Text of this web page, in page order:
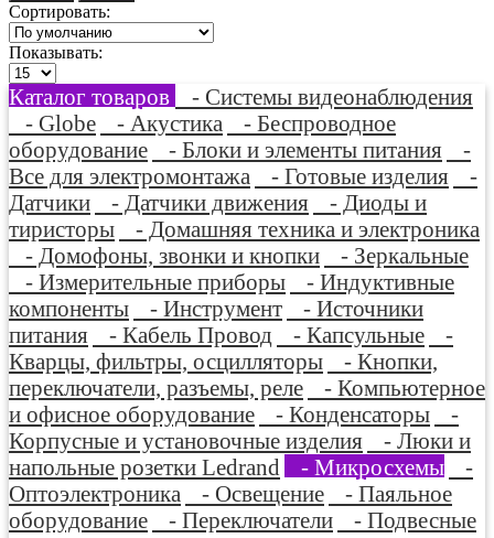
Сортировать:
Показывать:
Каталог товаров
- Системы видеонаблюдения
- Globe
- Акустика
- Беспроводное
оборудование
- Блоки и элементы питания
-
Все для электромонтажа
- Готовые изделия
-
Датчики
- Датчики движения
- Диоды и
тиристоры
- Домашняя техника и электроника
- Домофоны, звонки и кнопки
- Зеркальные
- Измерительные приборы
- Индуктивные
компоненты
- Инструмент
- Источники
питания
- Кабель Провод - Капсульные
-
Кварцы, фильтры, осцилляторы
- Кнопки,
переключатели, разъемы, реле
- Компьютерное
и офисное оборудование
- Конденсаторы
-
Корпусные и установочные изделия
- Люки и
напольные розетки Ledrand
- Микросхемы
-
Оптоэлектроника
- Освещение
- Паяльное
оборудование
- Переключатели
- Подвесные